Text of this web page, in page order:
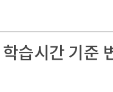
습시간 기준